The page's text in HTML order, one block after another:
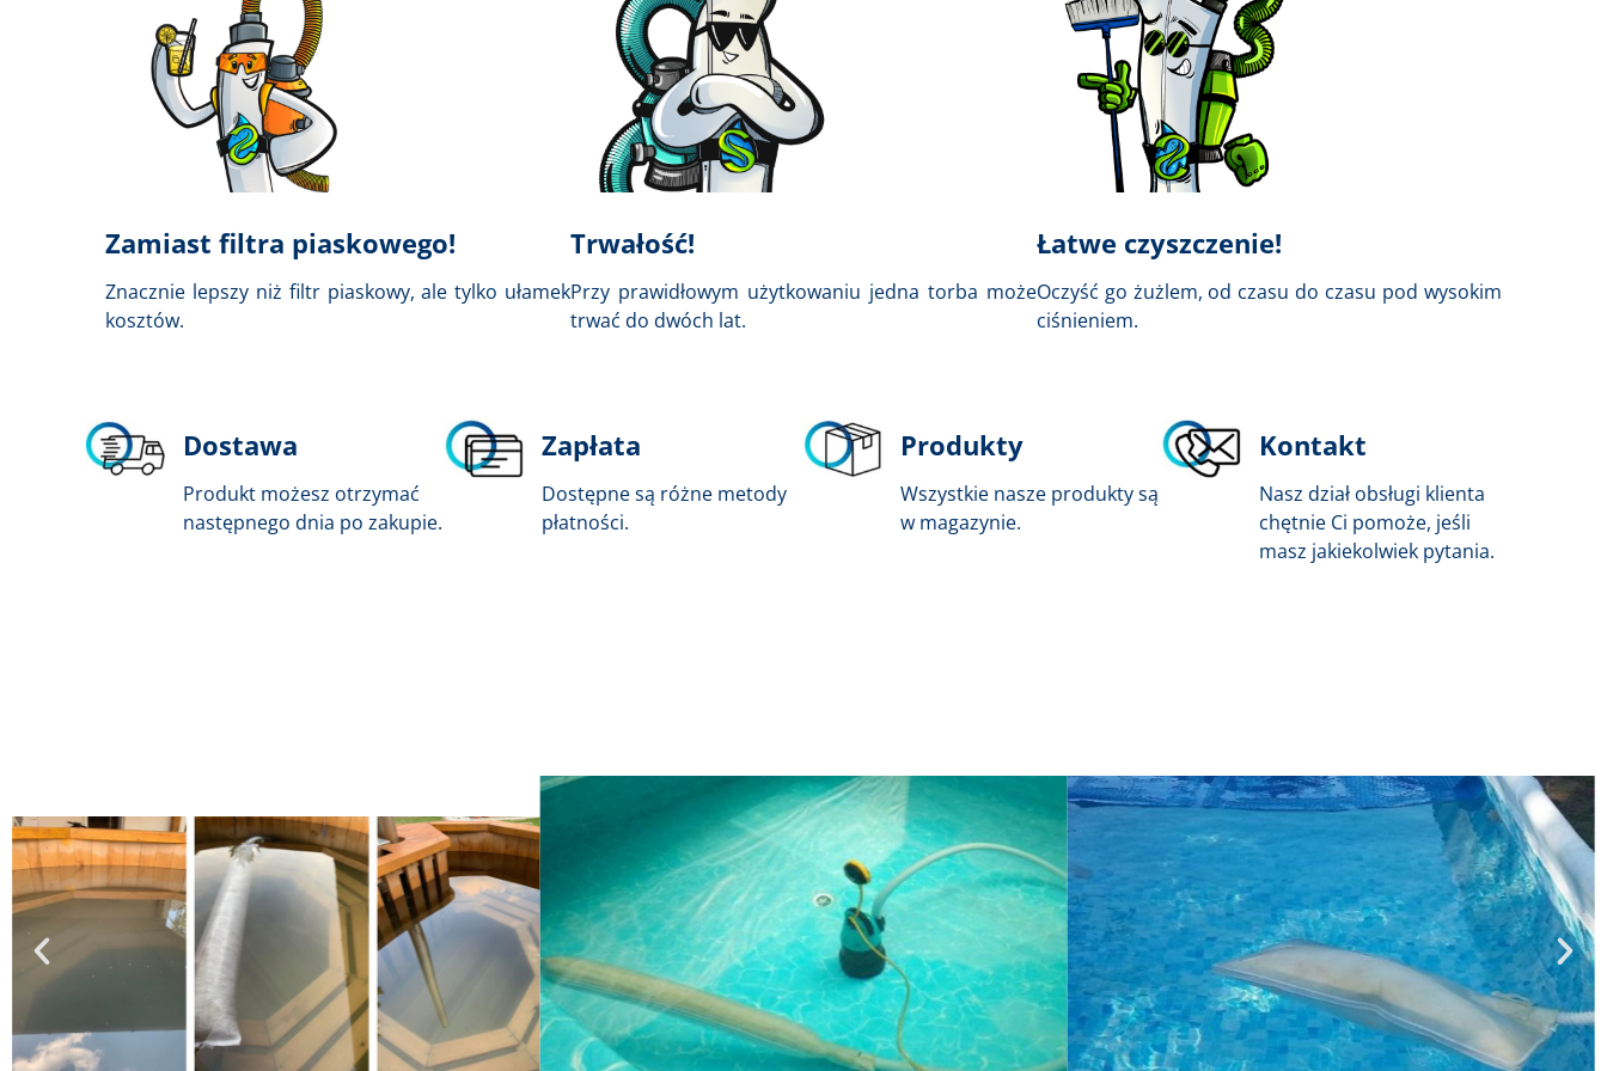
Zamiast filtra piaskowego!
Znacznie lepszy niż filtr piaskowy, ale tylko ułamek
kosztów.
Trwałość!
Przy prawidłowym użytkowaniu jedna torba może
trwać do dwóch lat.
Łatwe czyszczenie!
Oczyść go żużlem, od czasu do czasu pod wysokim
ciśnieniem.
Dostawa
Produkt możesz otrzymać
następnego dnia po zakupie.
Zapłata
Dostępne są różne metody
płatności.
Produkty
Wszystkie nasze produkty są
w magazynie.
Kontakt
Nasz dział obsługi klienta
chętnie Ci pomoże, jeśli
masz jakiekolwiek pytania.